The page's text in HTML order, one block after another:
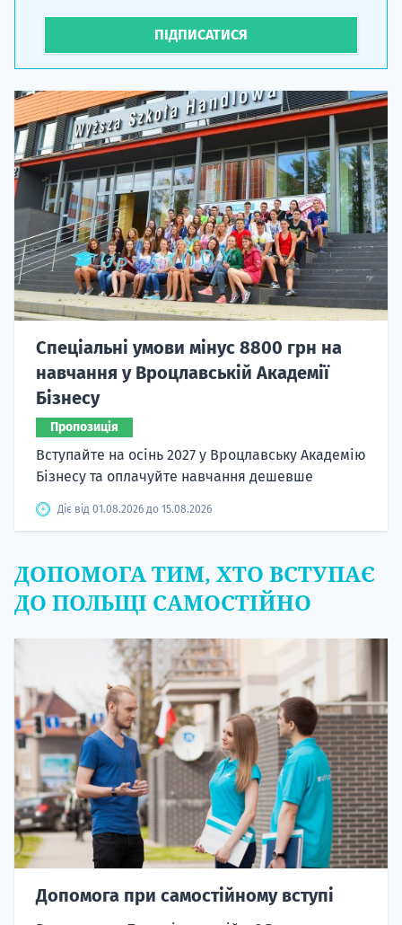
ПІДПИСАТИСЯ
Спеціальні умови мінус 8800 грн на
навчання у Вроцлавській Академії
Бізнесу
Пропозиція
Вступайте на осінь 2027 у Вроцлавську Академію
Бізнесу та оплачуйте навчання дешевше
Діє від 01.08.2026 до 15.08.2026
ДОПОМОГА ТИМ, ХТО ВСТУПАЄ
ДО ПОЛЬЩІ САМОСТІЙНО
Допомога при самостійному вступі